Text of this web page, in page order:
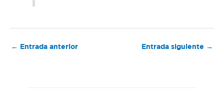
← Entrada anterior Entrada siguiente →